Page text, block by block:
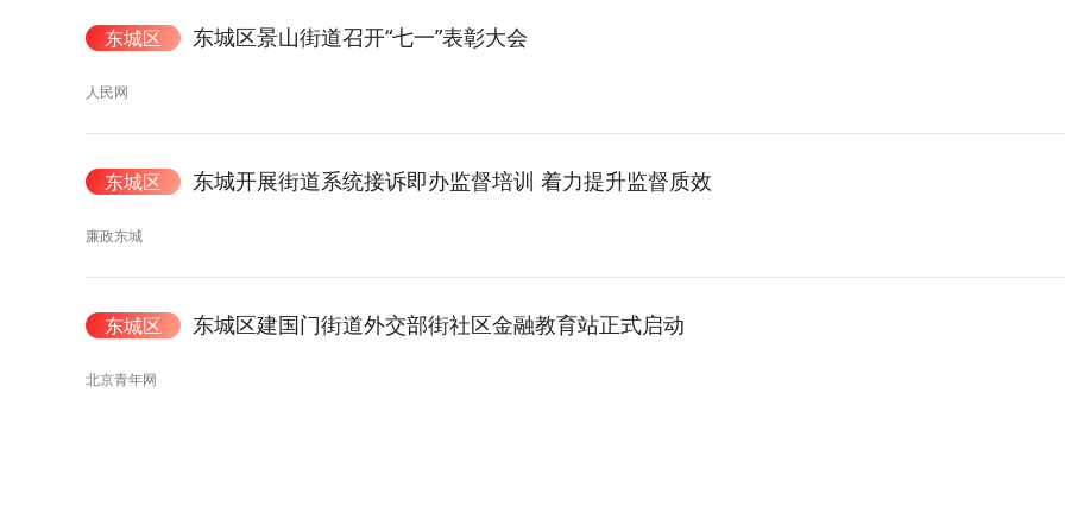
东城区 东城区景山街道召开“七一”表彰大会
人民网
东城区 东城开展街道系统接诉即办监督培训 着力提升监督质效
廉政东城
东城区 东城区建国门街道外交部街社区金融教育站正式启动
北京青年网